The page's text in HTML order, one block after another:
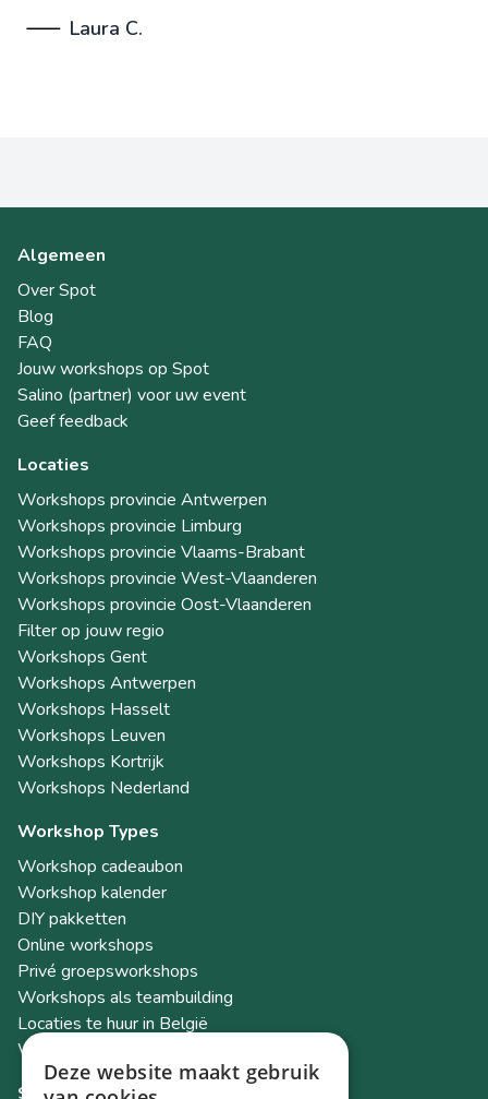
Laura C.
Algemeen
Over Spot
Blog
FAQ
Jouw workshops op Spot
Salino (partner) voor uw event
Geef feedback
Locaties
Workshops provincie Antwerpen
Workshops provincie Limburg
Workshops provincie Vlaams-Brabant
Workshops provincie West-Vlaanderen
Workshops provincie Oost-Vlaanderen
Filter op jouw regio
Workshops Gent
Workshops Antwerpen
Workshops Hasselt
Workshops Leuven
Workshops Kortrijk
Workshops Nederland
Workshop Types
Workshop cadeaubon
Workshop kalender
DIY pakketten
Online workshops
Privé groepsworkshops
Workshops als teambuilding
Locaties te huur in België
Workshop Academy
Socials
Deze website maakt gebruik